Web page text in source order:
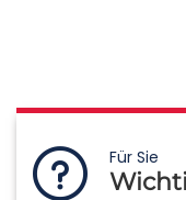
Für Sie